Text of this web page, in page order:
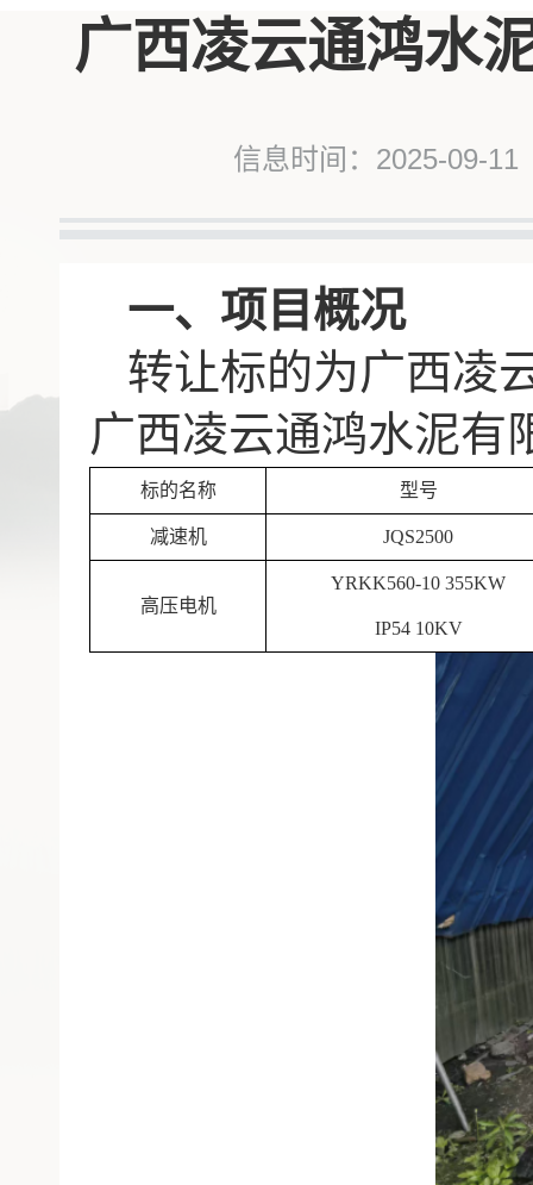
广西凌云通鸿水
信息时间：2025-09-11
一、项目概况
转让标的为广西凌
广西凌云通鸿水泥有
标的名称 型号
减速机 JQS2500
高压电机
YRKK560-10 355KW
IP54 10KV